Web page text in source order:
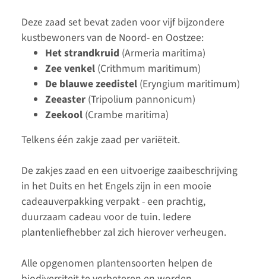
Deze zaad set bevat zaden voor vijf bijzondere
kustbewoners van de Noord- en Oostzee:
Het strandkruid (Armeria maritima)
Zee venkel (Crithmum maritimum)
De blauwe zeedistel (Eryngium maritimum)
Zeeaster (Tripolium pannonicum)
Zeekool (Crambe maritima)
Telkens één zakje zaad per variëteit.
De zakjes zaad en een uitvoerige zaaibeschrijving
in het Duits en het Engels zijn in een mooie
cadeauverpakking verpakt - een prachtig,
duurzaam cadeau voor de tuin. Iedere
plantenliefhebber zal zich hierover verheugen.
Alle opgenomen plantensoorten helpen de